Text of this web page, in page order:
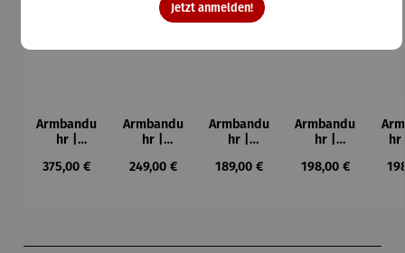
Armbandu
hr |
ph –
Regulärer Preis:
375,00 €
Armbandu
hr |
olz –
Regulärer Preis:
249,00 €
Armbandu
hr |
band –
Regulärer Preis:
189,00 €
Armbandu
hr |
Mondrian
Regulärer Preis:
198,00 €
–
Jetzt anmelden!